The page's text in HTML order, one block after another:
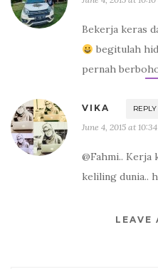
Bekerja keras
begitulah
pernah
VIKA REPLY
June 4, 2015 at
@Fahmi..
keliling dunia..
LEAVE